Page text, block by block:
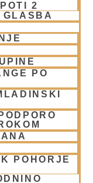
2
GLASBA
PO
POHORJE
New York s
1966
vsaj
so bile
gita,